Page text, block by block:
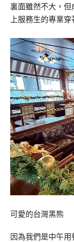
裏面雖然不大，
上服務生的專業
可愛的台灣黑熊
因為我們是中午